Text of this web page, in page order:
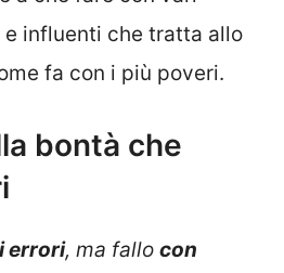
influenti che tratta allo
fa con i più poveri.
bontà che
errori, ma fallo con